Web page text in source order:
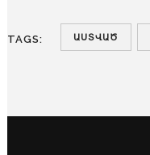
TAGS: ԱՍՏՎԱԾ